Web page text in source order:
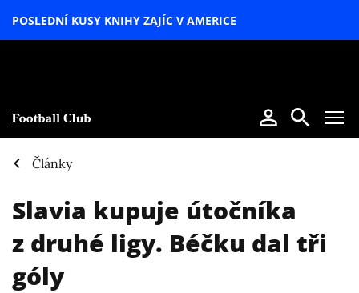
POSLEDNÍ KUSY KNIHY ZAJÍC V AMERICE
Články
Slavia kupuje útočníka
z druhé ligy. Béčku dal tři
góly